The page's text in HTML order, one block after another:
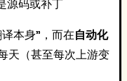
源码或补丁
本身”，而在自动化
天（甚至每次上游变